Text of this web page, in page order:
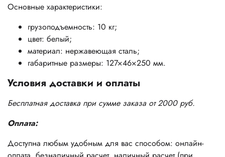
Основные характеристики:
грузоподъемность: 10 кг;
цвет: белый;
материал: нержавеющая сталь;
габаритные размеры: 127×46×250 мм.
Условия доставки и оплаты
Бесплатная доставка при сумме заказа от 2000 руб.
Оплата:
Доступна любым удобным для вас способом: онлайн-